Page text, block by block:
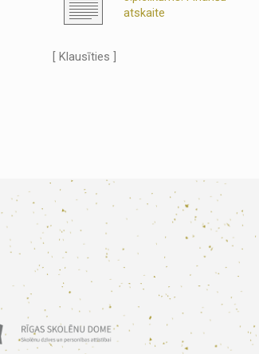
atskaite
[ Klausīties ]